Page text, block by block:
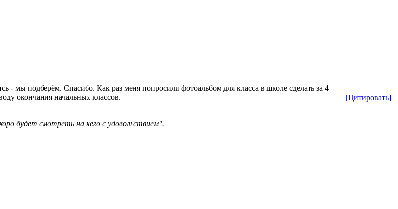
[Цитировать]
- мы подберём. Спасибо. Как раз меня попросили фотоальбом для класса в школе сделать за 4
окончания начальных классов.
будет смотреть на него с удовольствием".